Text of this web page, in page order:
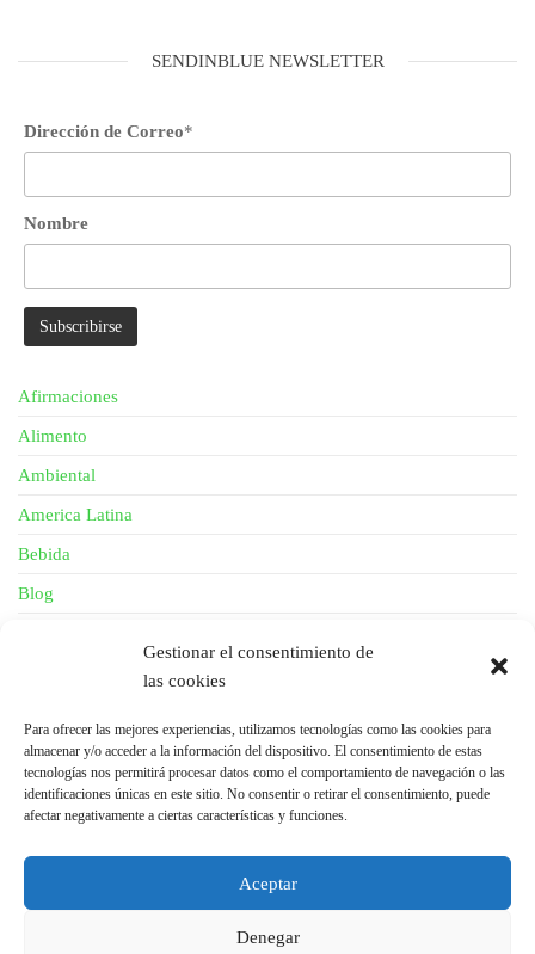
Gestionar el consentimiento de
las cookies
Para ofrecer las mejores experiencias, utilizamos tecnologías como las cookies para
almacenar y/o acceder a la información del dispositivo. El consentimiento de estas
tecnologías nos permitirá procesar datos como el comportamiento de navegación o las
identificaciones únicas en este sitio. No consentir o retirar el consentimiento, puede
afectar negativamente a ciertas características y funciones.
Aceptar
Denegar
SENDINBLUE NEWSLETTER
Dirección de Correo*
Nombre
Afirmaciones
Alimento
Ambiental
America Latina
Bebida
Blog
Gestión
Investigación
Salud